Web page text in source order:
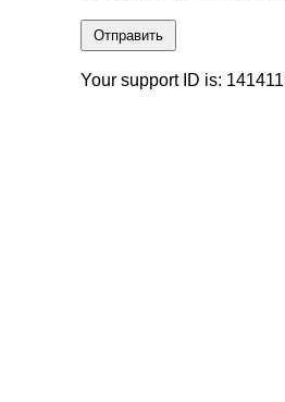
Отправить
Your support ID is: